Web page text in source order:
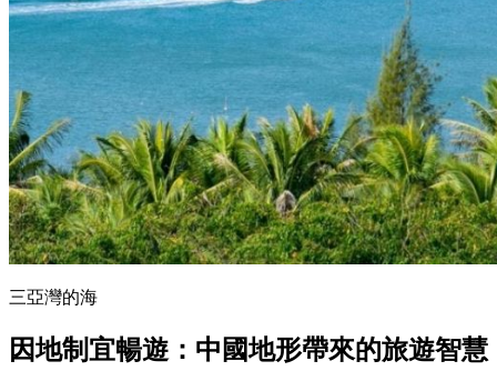
三亞灣的海
因地制宜暢遊：中國地形帶來的旅遊智慧